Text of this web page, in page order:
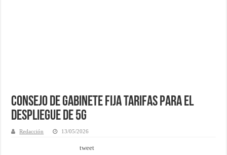
Consejo de Gabinete fija tarifas para el
despliegue de 5G
Redacción 13/05/2026
tweet